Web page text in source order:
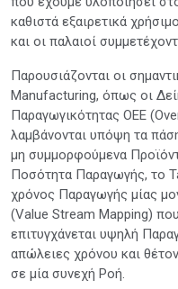
καθιστά εξαιρετικά
και οι παλαιοί
Παρουσιάζονται οι
Manufacturing, όπως οι
Παραγωγικότητας OEE
λαμβάνονται υπόψη τα
μη συμμορφούμενα
Ποσότητα Παραγωγής, το
χρόνος Παραγωγής μίας
(Value Stream Mapping)
επιτυγχάνεται υψηλή
απώλειες χρόνου και
σε μία συνεχή Ροή.